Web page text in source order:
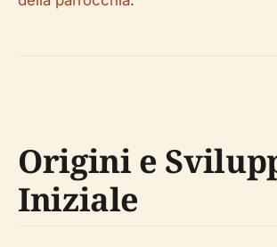
Origini e
Iniziale